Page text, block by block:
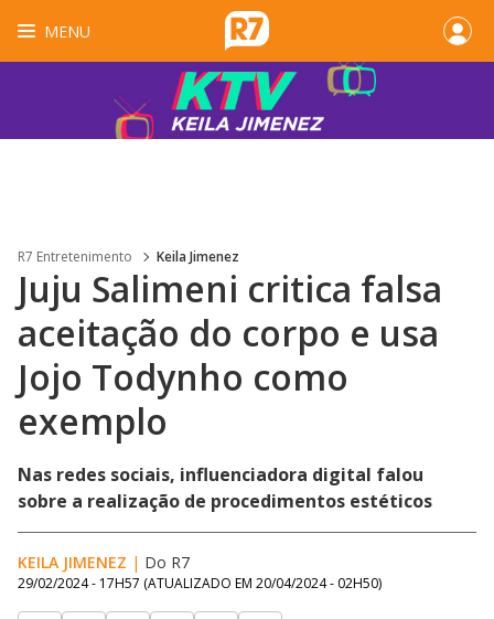
MENU
R7 Entretenimento Keila Jimenez
Juju Salimeni critica falsa
aceitação do corpo e usa
Jojo Todynho como
exemplo
Nas redes sociais, influenciadora digital falou
sobre a realização de procedimentos estéticos
KEILA JIMENEZ | Do R7
29/02/2024 - 17H57 (ATUALIZADO EM 20/04/2024 - 02H50)